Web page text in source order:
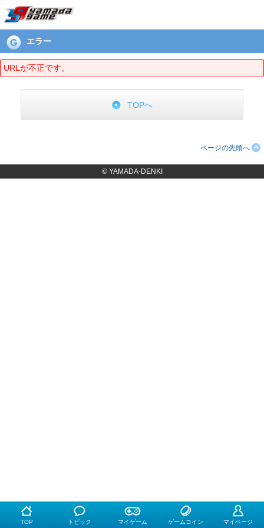
エラーページ
エラー
URLが不正です。
TOPへ
ページの先頭へ
© YAMADA-DENKI
TOP トピック マイゲーム ゲームコイン マイページ